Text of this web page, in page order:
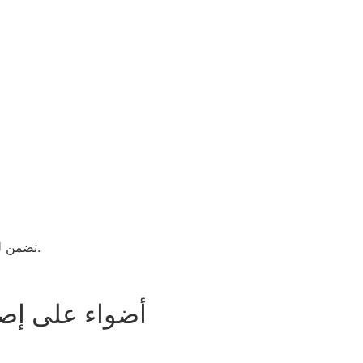
تضمن لك الصيانة الدورية لمكيفات الهواء في البرشاء عدم البحث عن إصلاح طارئ لمكيف الهواء في البرشاء في منتصف الصيف.
أضواء على